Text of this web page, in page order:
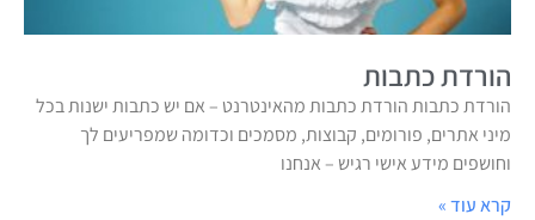
הורדת כתבות
הורדת כתבות הורדת כתבות מהאינטרנט – אם יש כתבות ישנות בכל
מיני אתרים, פורומים, קבוצות, מסמכים וכדומה שמפריעים לך
וחושפים מידע אישי רגיש – אנחנו
קרא עוד »